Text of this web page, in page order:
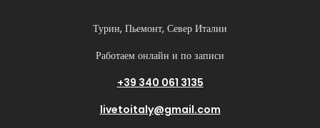
Турин, Пьемонт, Север Италии
Работаем онлайн и по записи
+39 340 061 3135
livetoitaly@gmail.com